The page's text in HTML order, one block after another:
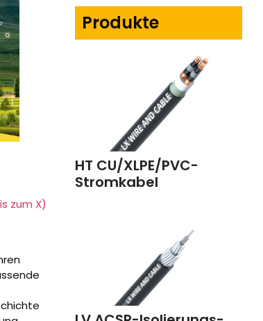
zum X)
Produkte
HT CU/XLPE/PVC-
Stromkabel